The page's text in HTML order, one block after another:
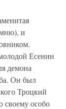
и
Есенин
демона
Он был
Троцкий
своему особо